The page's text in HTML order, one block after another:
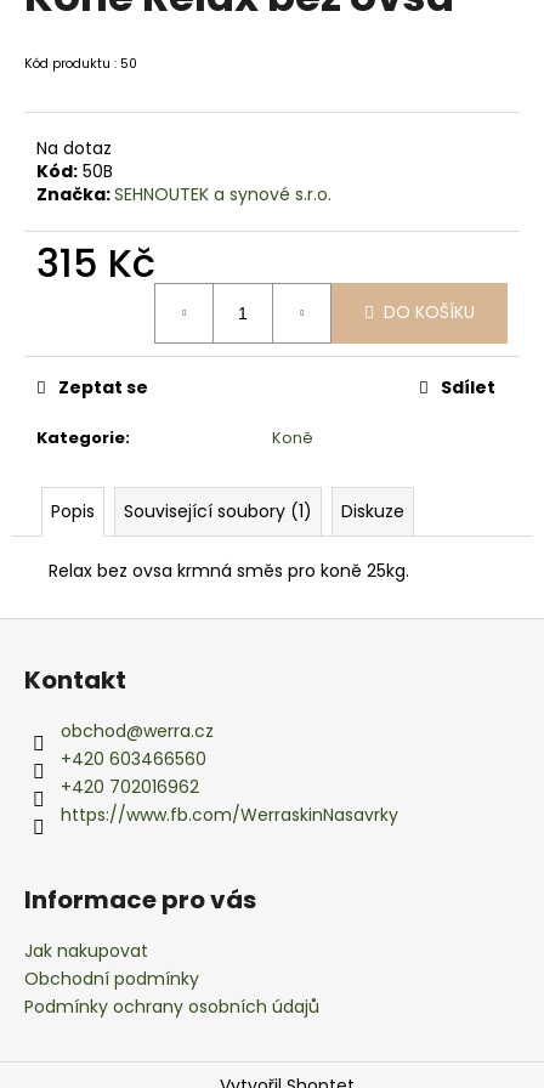
5
Kód produktu : 50
Na dotaz
Kód: 50B
Značka:SEHNOUTEK a synové s.r.o.
315 Kč
DO KOŠÍKU
Kategorie: Koně
Zeptat se Sdílet
Popis Související soubory (1) Diskuze
Relax bez ovsa krmná směs pro koně 25kg.
j
t
?
HLEDAT
D
p
č
e
e
Z
Kontakt
obchod@werra.cz
+420 603466560
+420 702016962
https://www.fb.com/WerraskinNasavrky
Informace pro vás
Jak nakupovat
Obchodní podmínky
Podmínky ochrany osobních údajů